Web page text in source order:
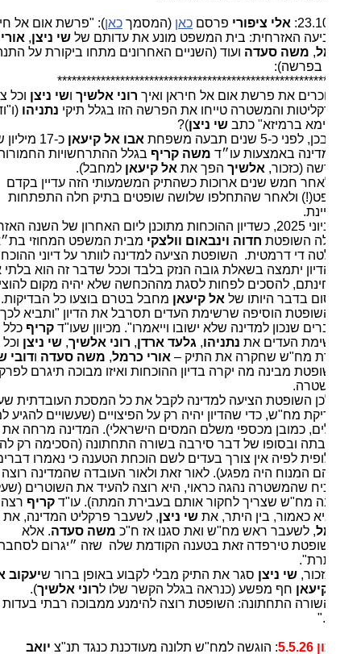
אלי ציפורי פרסם כאן(המסמךכאן): "פרשת אום אל חיראן,
האזרחית: בית המשפט מונע את עדותם שלשי ניצן,אורי
משה סעדה ועוד (השניים האחרונים מתחו ביקורת על התנהלות
בפרשה):
את פרשת אום אל חיראן ואיךרוני אלשיךושי ניצןוכל צמרת
והמשטרה טייחו את הפרשה הזו בגלל תיקינתניהו(ו"ודי
ברמיזא" כתבשי ניצן)?
כ-5 שנים תבעה משפחת
אבו אל קיעאן
כ-17 מיליון שקל
באמצעות עו״דמשה קריףבגלל ההתרחשויות החמורות
(כזכור,אלשיךהפך אתאל קיעאןלמחבל).
חמש שנים ארוכות כשהתיק המשמעותי הזה עדיין בקדם
ולאחר שהתחלפו שלושה שופטים בתיק חלה התפתחות
🔴 ביוני 2025, כשדיון ההוכחות מתוכנן ליום האחרון של השנה האזרחית,
השופטתחדוה וינבאום וולצקי מבית המשפט המחוזי בת״א
די דרמטית. השופטת הציעה למדינה לוותר על דיוני ההוכחות
יתמצה בשאלת גובה הנזק בלבד וככל שדבר זה הוא בלתי אפשר
להסכים לפחות לסגת מההכחשה שלא יהיה מקום להוציא
בדבר היותו שלאל קיעאן מחבל בטרם בוצעו כל הבדיקות.
הוסיפה שרשימת העדים תסרבל את הדיון "ותביא לכך
שנכון למדינה שלא ישובו וייאמרו". מכיוון שעו"ד קריףכלל
העדים אתנתניהו,גלעד ארדן, רוני אלשיך,שי ניצןוכל
מח"ש שחקרה את התיק –אורי כרמל ,משה סעדה ודובי שרצר
מבינה מה יקרה בדיון ההוכחות ואיזו מבוכה תיגרם לפרקליטות
השופטת הציעה למדינה לקבל את כל המסכת העובדתית שעולה
מח"ש, כדי שהדיון יהיה רק על הפיצויים (שעשויים להגיע למיליוני
כמובן מכספי משלם המסים הישראלי). המדינה מרחה את
ובסופו של דבר סירבה בשורה התחתונה (הסכימה רק להצעה
לפיה אין צורך בעדים לשם הוכחת הטענה כי נאמרו דברים
המנוח היה מפגע). לאור זאת ולאור העובדה שהמדינה רוצה
שהמשטרה נהגה כראוי, היא רוצה להעיד את השוטרים (שעליהם
מח"ש שצריך לחקור אותם בעבירת המתה). עו"דקריףרצה
כאמור, בין היתר, אתשי ניצן, לשעבר פרקליט המדינה, אתאורי
, לשעבר ראש מח"ש ואת סגנו אז ח"כמשה סעדה . אלא
טירפדה זאת בטענה הקודמת שלה שזה ״יגרום לסחבת
שי ניצןסגר את התיק מבלי לקבוע באופן ברור שיעקוב אבו
חף מפשע (כנראה בגלל הקשר שלו לרוני אלשיך).
התחתונה: השופטת רוצה להימנע ממבוכה רבתי בעדותשי
: הוגשה למח"ש תלונה מעודכנת כנגד תנ"ציואב